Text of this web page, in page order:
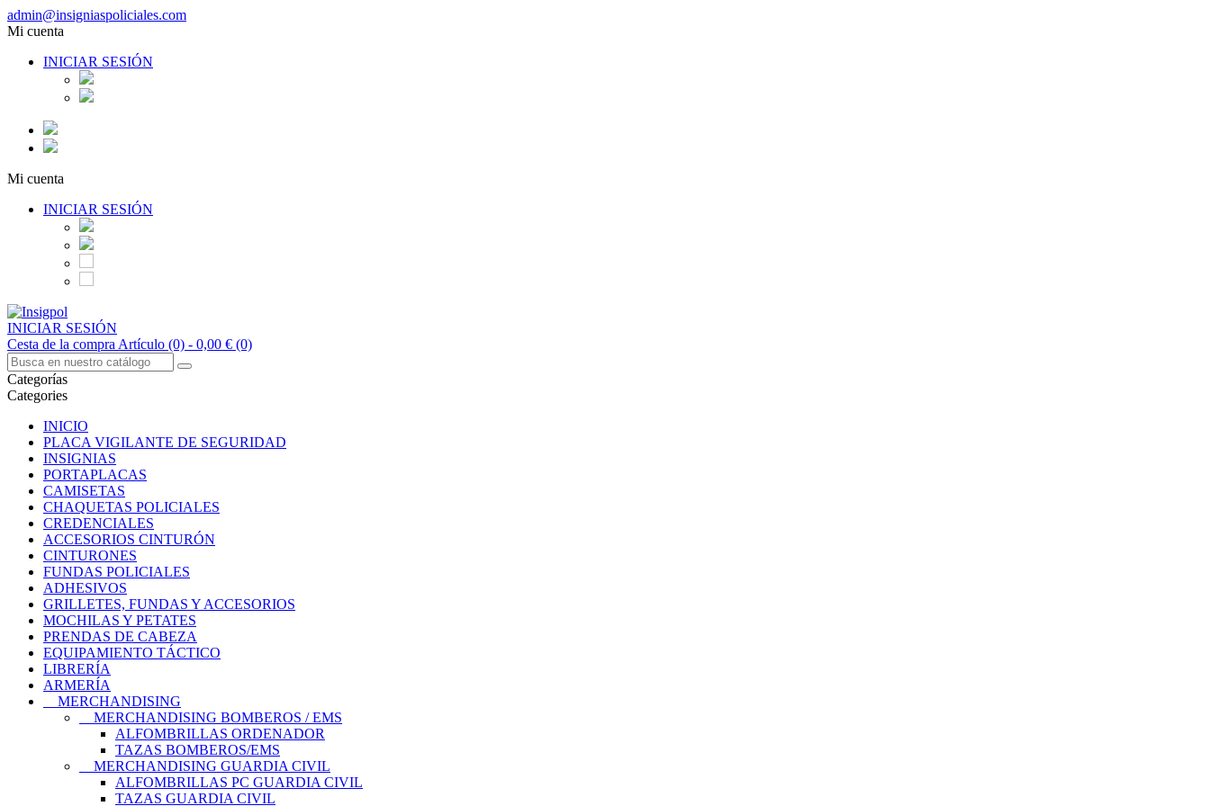
admin@insigniaspoliciales.com
Mi cuenta
INICIAR SESIÓN
Mi cuenta
INICIAR SESIÓN
INICIAR SESIÓN
Cesta de la compra Artículo (0) - 0,00 € (0)
Categorías
Categories
INICIO
PLACA VIGILANTE DE SEGURIDAD
INSIGNIAS
PORTAPLACAS
CAMISETAS
CHAQUETAS POLICIALES
CREDENCIALES
ACCESORIOS CINTURÓN
CINTURONES
FUNDAS POLICIALES
ADHESIVOS
GRILLETES, FUNDAS Y ACCESORIOS
MOCHILAS Y PETATES
PRENDAS DE CABEZA
EQUIPAMIENTO TÁCTICO
LIBRERÍA
ARMERÍA
MERCHANDISING
MERCHANDISING BOMBEROS / EMS
ALFOMBRILLAS ORDENADOR
TAZAS BOMBEROS/EMS
MERCHANDISING GUARDIA CIVIL
ALFOMBRILLAS PC GUARDIA CIVIL
TAZAS GUARDIA CIVIL